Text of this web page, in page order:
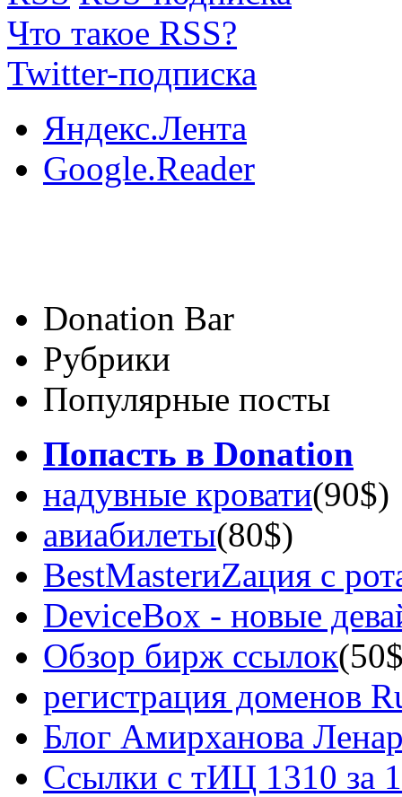
Что такое RSS?
Twitter-подписка
Яндекс.Лента
Google.Reader
Donation Bar
Рубрики
Популярные посты
Попасть в Donation
надувные кровати(90$)
авиабилеты(80$)
BestMasterиZация с
DeviceBox - новые
Обзор бирж ссылок
регистрация доменов
Блог Амирханова
Ссылки с тИЦ 1310 за